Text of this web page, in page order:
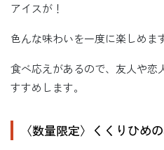
アイスが！
色んな味わいを一度に楽しめま
食べ応えがあるので、友人や恋
すすめします。
〈数量限定〉くくりひめ